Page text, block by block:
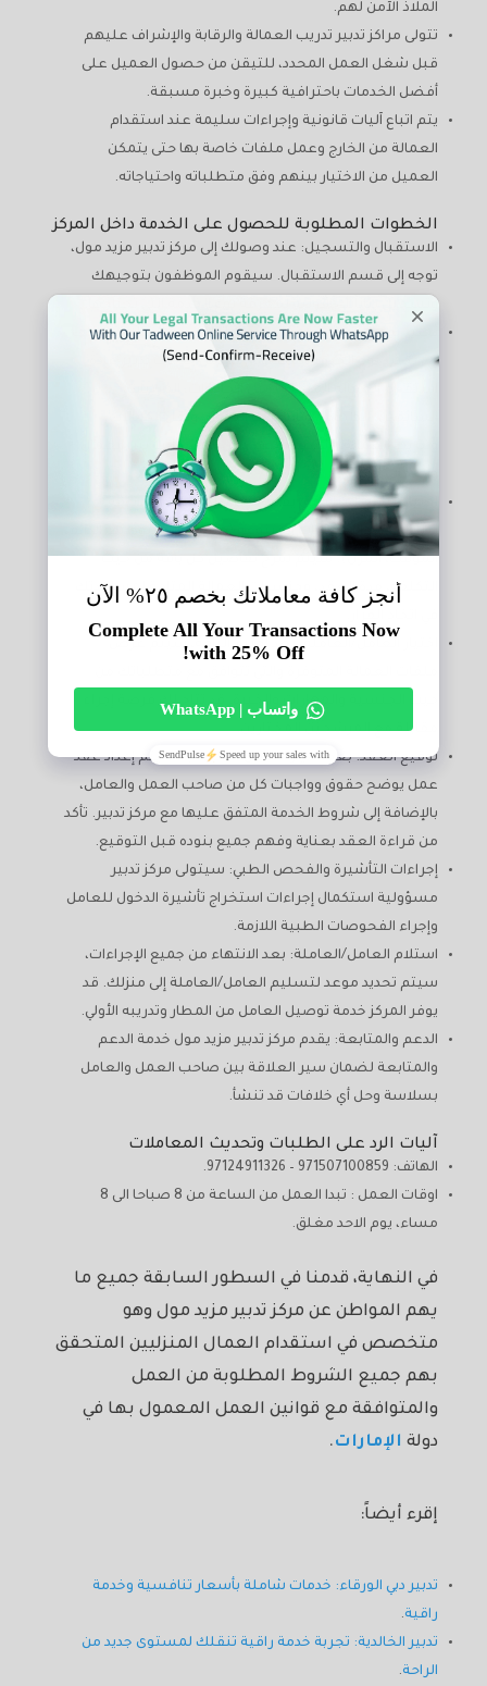
الملاذ الآمن لهم.
تتولى مراكز تدبير تدريب العمالة والرقابة والإشراف عليهم
قبل شغل العمل المحدد، للتيقن من حصول العميل على
أفضل الخدمات باحترافية كبيرة وخبرة مسبقة.
يتم اتباع آليات قانونية وإجراءات سليمة عند استقدام
العمالة من الخارج وعمل ملفات خاصة بها حتى يتمكن
العميل من الاختيار بينهم وفق متطلباته واحتياجاته.
الخطوات المطلوبة للحصول على الخدمة داخل المركز
الاستقبال والتسجيل: عند وصولك إلى مركز تدبير مزيد مول،
توجه إلى قسم الاستقبال. سيقوم الموظفون بتوجيهك
وتسجيل بياناتك الأولية لمعرفة نوع الخدمة التي تحتاجها.
تحديد نوع الخدمة: بناءً على احتياجاتك، سيساعدك الموظف
في تحديد نوع الخدمة المطلوبة. تشمل خدمات تدبير عادةً
استقدام العمالة المنزلية (مثل الخادمات، المربيات،
السائقين، الطهاة)، وتأشيرات الدخول، ونقل الكفالات،
وتدريب العمالة، وتقديم الدعم وحل المشكلات بين العمال
وأصحاب العمل.
اختيار الباقة المناسبة: يقدم مركز تدبير باقات مختلفة
تتناسب مع الاحتياجات المتنوعة (مثل باقات التوظيف الدائم،
المؤقت، المرن). سيتم شرح تفاصيل كل باقة من حيث
التكلفة، مدة العقد، وجنسيات العمالة المتاحة لمساعدتك
اختيار العامل/العاملة: بعد اختيار الباقة، سيتم عرض
حيث الجنسية والمهارات والخبرة. قد تتاح لك فرصة إجراء
مقابلة مع المرشحين المختارين.
توقيع العقد: بعد اختيار العامل المناسب، سيتم إعداد عقد
عمل يوضح حقوق وواجبات كل من صاحب العمل والعامل،
بالإضافة إلى شروط الخدمة المتفق عليها مع مركز تدبير. تأكد
من قراءة العقد بعناية وفهم جميع بنوده قبل التوقيع.
إجراءات التأشيرة والفحص الطبي: سيتولى مركز تدبير
مسؤولية استكمال إجراءات استخراج تأشيرة الدخول للعامل
وإجراء الفحوصات الطبية اللازمة.
استلام العامل/العاملة: بعد الانتهاء من جميع الإجراءات،
سيتم تحديد موعد لتسليم العامل/العاملة إلى منزلك. قد
يوفر المركز خدمة توصيل العامل من المطار وتدريبه الأولي.
الدعم والمتابعة: يقدم مركز تدبير مزيد مول خدمة الدعم
والمتابعة لضمان سير العلاقة بين صاحب العمل والعامل
بسلاسة وحل أي خلافات قد تنشأ.
آليات الرد على الطلبات وتحديث المعاملات
الهاتف: 971507100859 – 97124911326.
اوقات العمل : تبدا العمل من الساعة من 8 صباحا الى 8
مساء، يوم الاحد مغلق.
في النهاية، قدمنا في السطور السابقة جميع ما
يهم المواطن عن مركز تدبير مزيد مول وهو
متخصص في استقدام العمال المنزليين المتحقق
بهم جميع الشروط المطلوبة من العمل
والمتوافقة مع قوانين العمل المعمول بها في
دولة الإمارات.
إقرء أيضاً:
تدبير دبي الورقاء: خدمات شاملة بأسعار تنافسية وخدمة
راقية.
تدبير الخالدية: تجربة خدمة راقية تنقلك لمستوى جديد من
الراحة.